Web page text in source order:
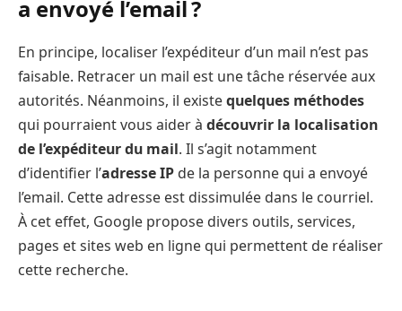
a envoyé l’email ?
En principe, localiser l’expéditeur d’un mail n’est pas
faisable. Retracer un mail est une tâche réservée aux
autorités. Néanmoins, il existequelques méthodes
qui pourraient vous aider à découvrir la localisation
de l’expéditeur du mail. Il s’agit notamment
d’identifier l’adresse IP de la personne qui a envoyé
l’email. Cette adresse est dissimulée dans le courriel.
À cet effet, Google propose divers outils, services,
pages et sites web en ligne qui permettent de réaliser
cette recherche.